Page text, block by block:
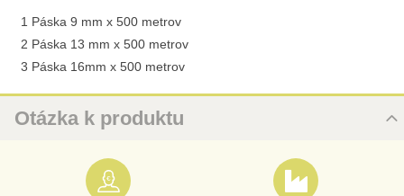
1 Páska 9 mm x 500 metrov
2 Páska 13 mm x 500 metrov
3 Páska 16mm x 500 metrov
Otázka k produktu